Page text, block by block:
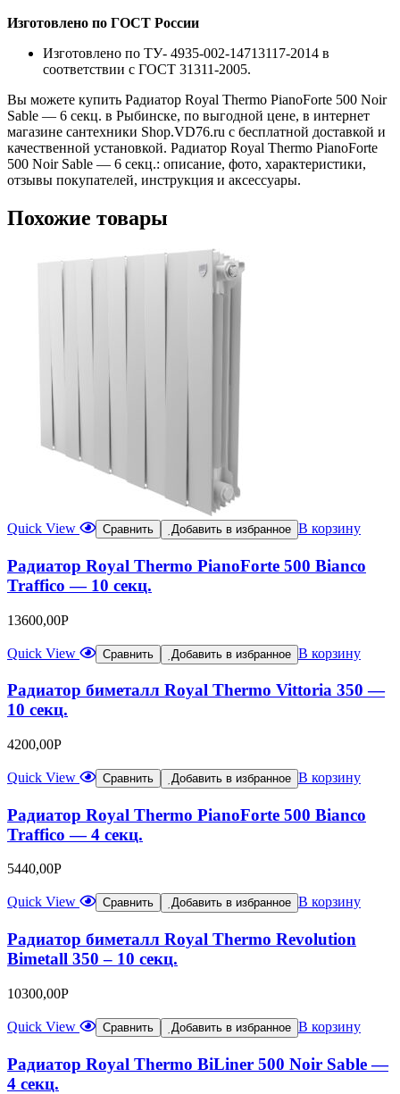
Изготовлено по ГОСТ России
Изготовлено по ТУ- 4935-002-14713117-2014 в
соответствии с ГОСТ 31311-2005.
Вы можете купить Радиатор Royal Thermo PianoForte 500 Noir
Sable — 6 секц. в Рыбинске, по выгодной цене, в интернет
магазине сантехники Shop.VD76.ru с бесплатной доставкой и
качественной установкой. Радиатор Royal Thermo PianoForte
500 Noir Sable — 6 секц.: описание, фото, характеристики,
отзывы покупателей, инструкция и аксессуары.
Похожие товары
Quick View Сравнить Добавить в избранное В корзину
Радиатор Royal Thermo PianoForte 500 Bianco
Traffico — 10 секц.
13600,00Р
Quick View Сравнить Добавить в избранное В корзину
Радиатор биметалл Royal Thermo Vittoria 350 —
10 секц.
4200,00Р
Quick View Сравнить Добавить в избранное В корзину
Радиатор Royal Thermo PianoForte 500 Bianco
Traffico — 4 секц.
5440,00Р
Quick View Сравнить Добавить в избранное В корзину
Радиатор биметалл Royal Thermo Revolution
Bimetall 350 – 10 секц.
10300,00Р
Quick View Сравнить Добавить в избранное В корзину
Радиатор Royal Thermo BiLiner 500 Noir Sable —
4 секц.